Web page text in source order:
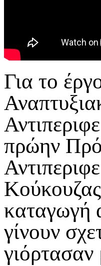
Για το
πρώην
καταγωγή
γίνουν